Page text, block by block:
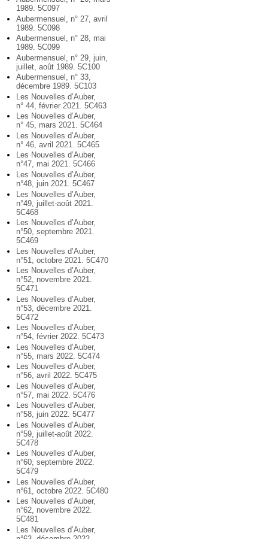
1989. 5C097
Aubermensuel, n° 27, avril
1989. 5C098
Aubermensuel, n° 28, mai
1989. 5C099
Aubermensuel, n° 29, juin,
juillet, août 1989. 5C100
Aubermensuel, n° 33,
décembre 1989. 5C103
Les Nouvelles d’Auber,
n° 44, février 2021. 5C463
Les Nouvelles d’Auber,
n° 45, mars 2021. 5C464
Les Nouvelles d’Auber,
n° 46, avril 2021. 5C465
Les Nouvelles d’Auber,
n°47, mai 2021. 5C466
Les Nouvelles d’Auber,
n°48, juin 2021. 5C467
Les Nouvelles d’Auber,
n°49, juillet-août 2021.
5C468
Les Nouvelles d’Auber,
n°50, septembre 2021.
5C469
Les Nouvelles d’Auber,
n°51, octobre 2021. 5C470
Les Nouvelles d’Auber,
n°52, novembre 2021.
5C471
Les Nouvelles d’Auber,
n°53, décembre 2021.
5C472
Les Nouvelles d’Auber,
n°54, février 2022. 5C473
Les Nouvelles d’Auber,
n°55, mars 2022. 5C474
Les Nouvelles d’Auber,
n°56, avril 2022. 5C475
Les Nouvelles d’Auber,
n°57, mai 2022. 5C476
Les Nouvelles d’Auber,
n°58, juin 2022. 5C477
Les Nouvelles d’Auber,
n°59, juillet-août 2022.
5C478
Les Nouvelles d’Auber,
n°60, septembre 2022.
5C479
Les Nouvelles d’Auber,
n°61, octobre 2022. 5C480
Les Nouvelles d’Auber,
n°62, novembre 2022.
5C481
Les Nouvelles d’Auber,